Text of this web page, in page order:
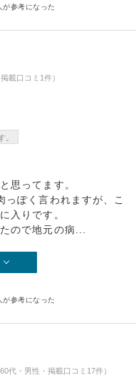
が参考になった
載口コミ1件）
。
思ってます。
ぽく言われますが、こ
入りです。
ので地元の病...
が参考になった
代・男性・掲載口コミ17件）